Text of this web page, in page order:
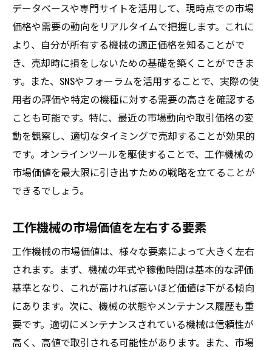
保険や保証の確認と活用法
資産売却後の資金計画の立て方
高価な工作機械を安心して売却できる方法
高価な工作機械を売却する際の安心ポイン
ト
売却前に確認するべき保証と修理履歴
市場での競争力を高めるための戦略
高価な資産を守るための法的手段
長期的な視点で考える売却計画
専門家のアドバイスを活用した取引
解説
よくある失敗例とその回避方法
取引時に注意すべき法的リスク
契約書に明記すべき重要事項の確認
失敗を未然に防ぐための事前対応策
顧客の声から学ぶ成功事例
データベースや専門サイトを活用して、現時点での市場
価格や需要の動向をリアルタイムで把握します。これに
より、自分が所有する機械の適正価格を知ることがで
き、売却時に損をしないための基礎を築くことができま
す。また、SNSやフォーラムを活用することで、実際の使
用者の評価や特定の機種に対する需要の高さを確認する
ことも可能です。特に、最近の市場動向や取引価格の変
動を観察し、適切なタイミングで売却することが効果的
です。オンラインツールを駆使することで、工作機械の
市場価値を最大限に引き出すための戦略を立てることが
できるでしょう。
工作機械の市場価値を左右する要素
工作機械の市場価値は、様々な要素によって大きく左右
されます。まず、機械の年式や稼働時間は基本的な評価
基準となり、これが高ければ高いほど価値は下がる傾向
にあります。次に、機械の状態やメンテナンス履歴も重
要です。適切にメンテナンスされている機械は信頼性が
高く、高値で取引される可能性があります。また、市場